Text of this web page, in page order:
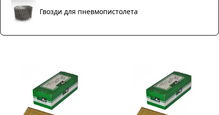
Гвозди для пневмопистолета